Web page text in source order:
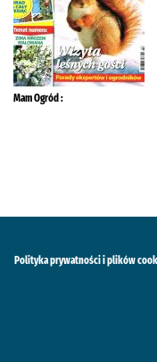
Mam Ogród :
Polityka prywatności i plików